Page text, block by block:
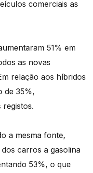
comerciais as
51% em
as novas
relação aos híbridos
de 35%,
a mesma fonte,
carros a gasolina
53%, o que